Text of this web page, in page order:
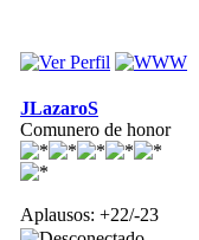
JLazaroS
Comunero de honor
Aplausos: +22/-23